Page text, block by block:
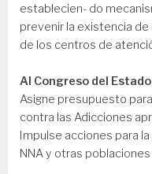
establecien- do
prevenir la existencia
de los centros de
Al Congreso del
Asigne presupuesto
contra las Adicciones
Impulse acciones para
NNA y otras